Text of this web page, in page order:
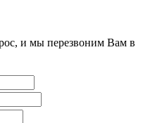
и мы перезвоним Вам в